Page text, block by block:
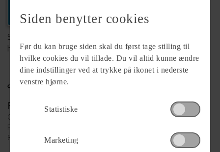
+45 97125366
Se komplet info på forhandlerens
hjemmeside
Forhandler
Camping-Specialisten.dk Silkeborg
Funder Dalgårdsvej 1
8600 Silkeborg
Siden benytter cookies
Før du kan bruge siden skal du først tage stilling til
hvilke cookies du vil tillade. Du vil altid kunne ændre
dine indstillinger ved at trykke på ikonet i nederste
venstre hjørne.
Statistiske
Marketing